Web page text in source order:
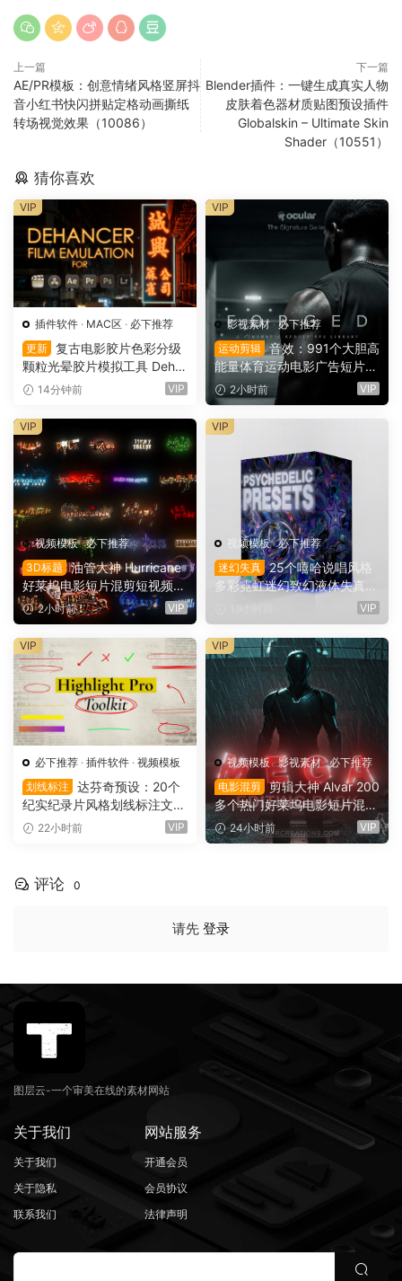
上一篇
AE/PR模板：创意情绪风格竖屏抖
音小红书快闪拼贴定格动画撕纸
转场视觉效果（10086）
下一篇
Blender插件：一键生成真实人物
皮肤着色器材质贴图预设插件
Globalskin – Ultimate Skin
Shader（10551）
猜你喜欢
插件软件 · MAC区 · 必下推荐
更新 复古电影胶片色彩分级
颗粒光晕胶片模拟工具 Deha
ncer Pro OFX 达芬奇/FCPX/
Win/Mac破解版（7587）
14分钟前 VIP
VIP
影视素材·必下推荐
运动剪辑 音效：991个大胆高
能量体育运动电影广告短片剪
辑功能拟音音效素材包 Ocula
r Sounds Forged – Cinemati
c Sports SFX（16170）
2小时前 VIP
VIP
视频模板·必下推荐
3D标题
油管大神 Hurricane
好莱坞电影短片混剪短视频M
V剪辑3D文字标题动画特效A
E工程项目文件 Hurricane Te
xt Bundle（16169）
2小时前 VIP
VIP
视频模板·必下推荐
迷幻失真 25个嘻哈说唱风格
多彩霓虹迷幻致幻液体失真背
景AE预设效果包 Jamo VFX P
sychedelic Presets 1（1616
8）
VIP
VIP
必下推荐 · 插件软件 · 视频模板
划线标注
达芬奇预设：20个
纪实纪录片风格划线标注文字
高亮突出标注划重点显示动画
22小时前 VIP
VIP
视频模板·影视素材·必下推荐
电影混剪 剪辑大神 Alvar 200
多个热门好莱坞电影短片混剪
AE预设+音效+教程 AlvarCre
ations – MEGA Editing Pack
24小时前 VIP
VIP
评论 0
请先 登录
图层云-一个审美在线的素材网站
关于我们
关于我们
关于隐私
联系我们
网站服务
开通会员
会员协议
法律声明